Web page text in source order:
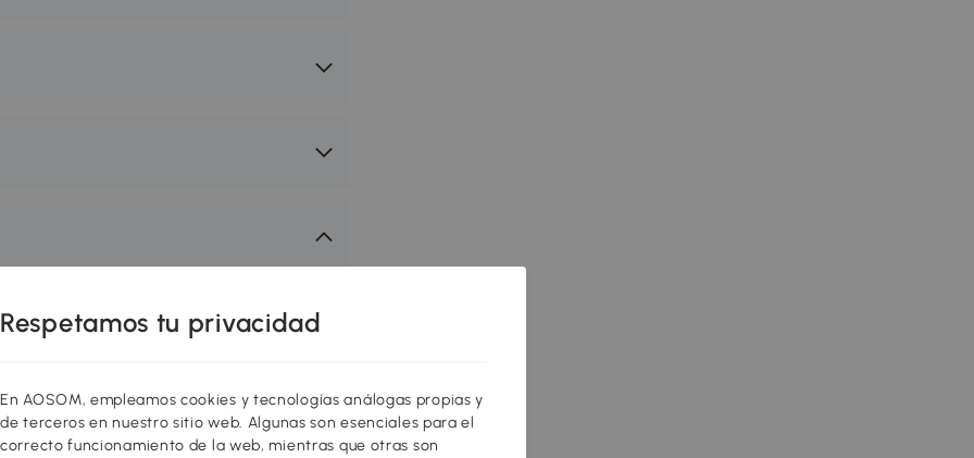
todas las edades de gran calidad
innovadores para entrenar a los
su motricidad, coordinación,
¡Jugar también es aprender
Respetamos tu privacidad
En AOSOM, empleamos cookies y tecnologías análogas propias y
de terceros en nuestro sitio web. Algunas son esenciales para el
correcto funcionamiento de la web, mientras que otras son